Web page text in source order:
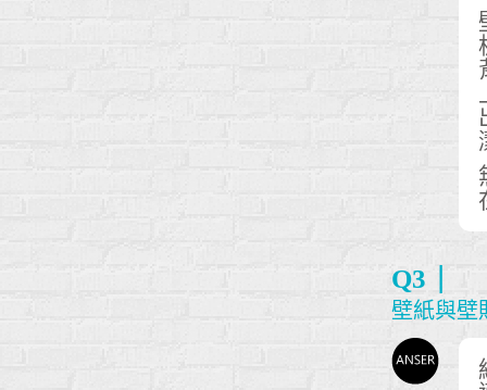
Q3
壁紙與壁